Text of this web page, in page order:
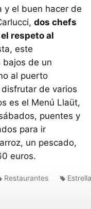
y el buen hacer de
dos chefs
respeto al
este
bajos de un
al puerto
de varios
es el Menú Llaüt,
puentes y
para ir
un pescado,
euros.
Restaurantes